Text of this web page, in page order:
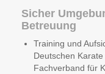
Sicher
Betreuung
Training und
Deutschen
Fachverband für